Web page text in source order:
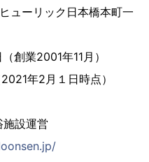
ューリック日本橋本町一
業2001年11月）
年2月１日時点）
設運営